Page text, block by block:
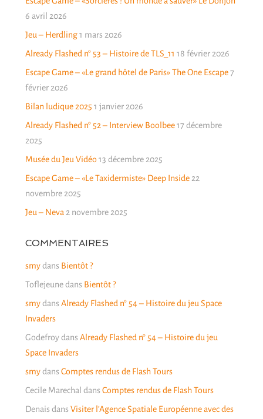
6 avril 2026
Jeu – Herdling 1 mars 2026
Already Flashed n° 53 – Histoire de TLS_11 18 février 2026
Escape Game – «Le grand hôtel de Paris» The One Escape 7
février 2026
Bilan ludique 2025 1 janvier 2026
Already Flashed n° 52 – Interview Boolbee 17 décembre
2025
Musée du Jeu Vidéo 13 décembre 2025
Escape Game – «Le Taxidermiste» Deep Inside 22
novembre 2025
Jeu – Neva 2 novembre 2025
COMMENTAIRES
smydans Bientôt ?
Toflejeunedans Bientôt ?
smydans Already Flashed n° 54 – Histoire du jeu Space
Invaders
Godefroydans Already Flashed n° 54 – Histoire du jeu
Space Invaders
smydans Comptes rendus de Flash Tours
Cecile Marechal dans Comptes rendus de Flash Tours
Denais dans Visiter l’Agence Spatiale Européenne avec des